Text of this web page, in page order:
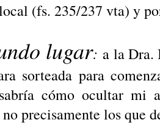
(fs. 235/237 vta) y
lugar: a la Dra.
sorteada para
cómo ocultar mi
precisamente los que